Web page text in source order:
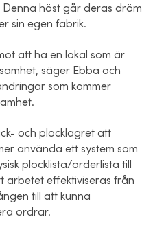
höst går deras dröm
sin egen fabrik.
att ha en lokal som är
säger Ebba och
som kommer
och plocklagret att
använda ett system som
plocklista/orderlista till
arbetet effektiviseras från
till att kunna
ordrar.